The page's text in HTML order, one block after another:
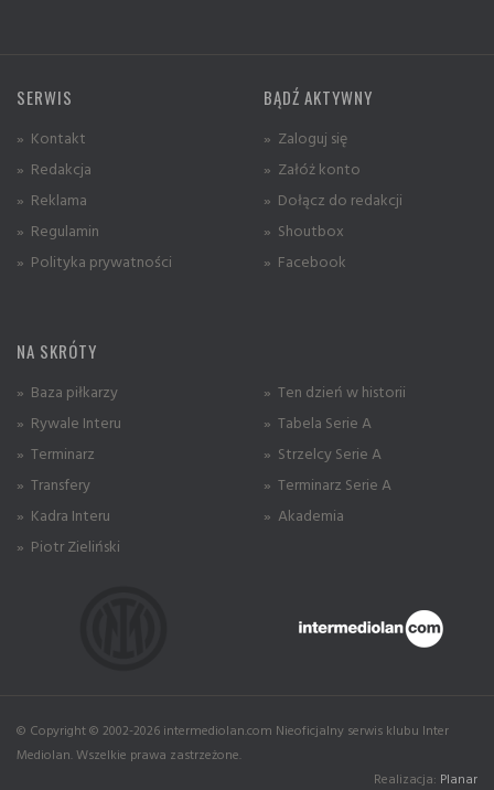
SERWIS
» Kontakt
» Redakcja
» Reklama
» Regulamin
» Polityka prywatności
BĄDŹ AKTYWNY
» Zaloguj się
» Załóż konto
» Dołącz do redakcji
» Shoutbox
» Facebook
NA SKRÓTY
» Baza piłkarzy
» Rywale Interu
» Terminarz
» Transfery
» Kadra Interu
» Piotr Zieliński
» Ten dzień w historii
» Tabela Serie A
» Strzelcy Serie A
» Terminarz Serie A
» Akademia
© Copyright © 2002-2026 intermediolan.com Nieoficjalny serwis klubu Inter
Mediolan. Wszelkie prawa zastrzeżone.
Realizacja: Planar